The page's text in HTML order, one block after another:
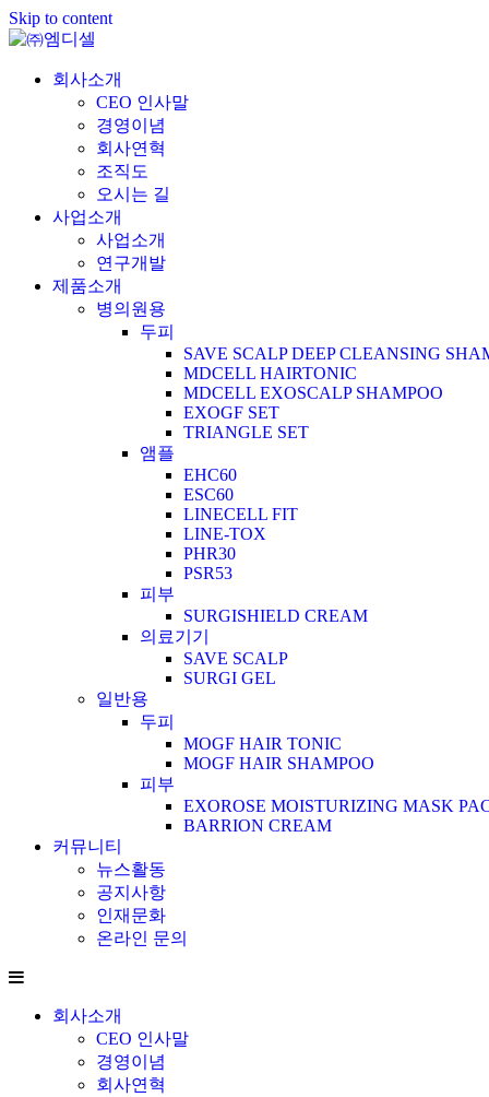
Skip to content
회사소개
CEO 인사말
경영이념
회사연혁
조직도
오시는 길
사업소개
사업소개
연구개발
제품소개
병의원용
두피
SAVE SCALP DEEP CLEANSING
MDCELL HAIRTONIC
MDCELL EXOSCALP SHAMPOO
EXOGF SET
TRIANGLE SET
앰플
EHC60
ESC60
LINECELL FIT
LINE-TOX
PHR30
PSR53
피부
SURGISHIELD CREAM
의료기기
SAVE SCALP
SURGI GEL
일반용
두피
MOGF HAIR TONIC
MOGF HAIR SHAMPOO
피부
EXOROSE MOISTURIZING MASK
BARRION CREAM
커뮤니티
뉴스활동
공지사항
인재문화
온라인 문의
회사소개
CEO 인사말
경영이념
회사연혁